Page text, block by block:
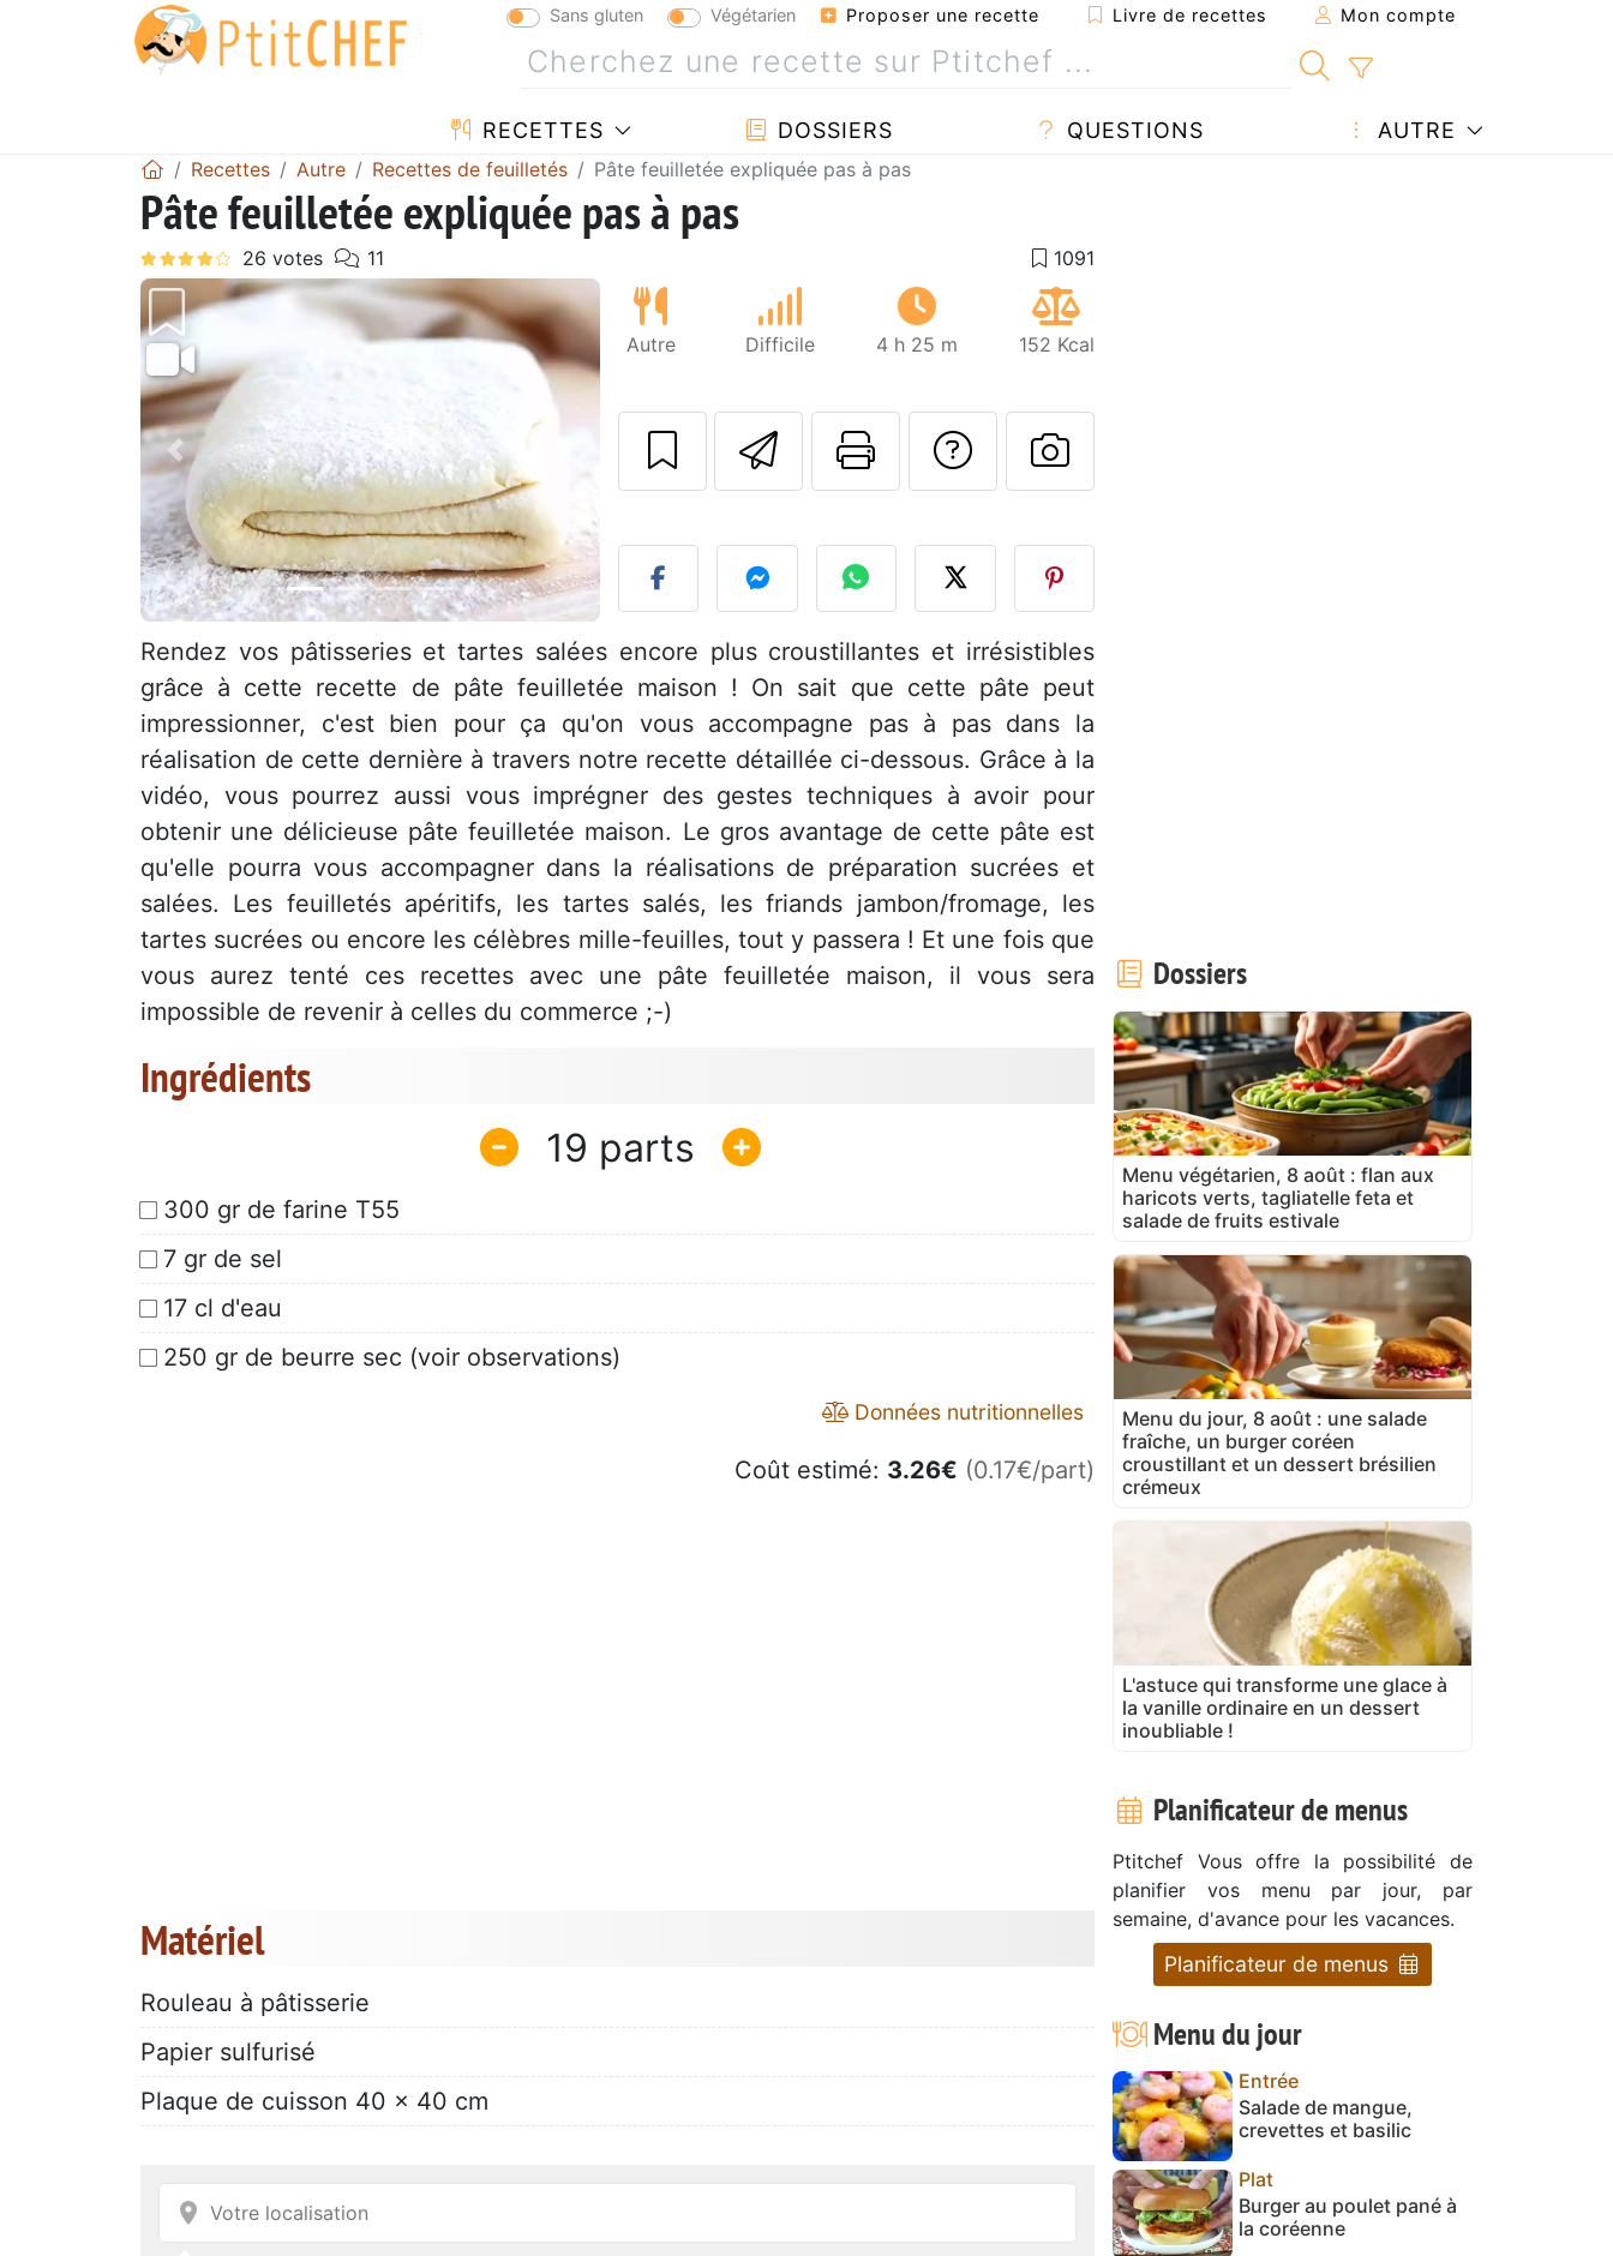
Sans gluten Végétarien Proposer une recette Livre de recettes Mon compte
RECETTES DOSSIERS QUESTIONS AUTRE
Recettes Autre Recettes de feuilletés Pâte feuilletée expliquée pas à pas
Pâte feuilletée expliquée pas à pas
Précédent Suivant
Autre Difficile 4 h 25 m 152 Kcal
Envoyer cette recette à un ami
Imprimer cette page
Poser une question à l'auteur
Publier votre photo de cette
Rendez vos pâtisseries et tartes salées encore plus croustillantes et irrésistibles
grâce à cette recette de pâte feuilletée maison ! On sait que cette pâte peut
impressionner, c'est bien pour ça qu'on vous accompagne pas à pas dans la
réalisation de cette dernière à travers notre recette détaillée ci-dessous. Grâce à la
vidéo, vous pourrez aussi vous imprégner des gestes techniques à avoir pour
obtenir une délicieuse pâte feuilletée maison. Le gros avantage de cette pâte est
qu'elle pourra vous accompagner dans la réalisations de préparation sucrées et
salées. Les feuilletés apéritifs, les tartes salés, les friands jambon/fromage, les
tartes sucrées ou encore les célèbres mille-feuilles, tout y passera ! Et une fois que
vous aurez tenté ces recettes avec une pâte feuilletée maison, il vous sera
impossible de revenir à celles du commerce ;-)
Ingrédients
19
300 gr de farine T55
7 gr de sel
17 cl d'eau
250 gr de beurre sec (voir observations)
Données nutritionnelles
Coût estimé: 3.26€ (0.17€/part)
Matériel
Rouleau à pâtisserie
Papier sulfurisé
Plaque de cuisson 40 x 40 cm
Dossiers
Menu végétarien, 8 août : flan aux
haricots verts, tagliatelle feta et
salade de fruits estivale
Menu du jour, 8 août : une salade
fraîche, un burger coréen
croustillant et un dessert brésilien
crémeux
L'astuce qui transforme une glace à
la vanille ordinaire en un dessert
inoubliable !
Planificateur de menus
Ptitchef Vous offre la possibilité de
planifier vos menu par jour, par
semaine, d'avance pour les vacances.
Planificateur de menus
Menu du jour
Entrée
Salade de mangue,
crevettes et basilic
Plat
Burger au poulet pané à
la coréenne